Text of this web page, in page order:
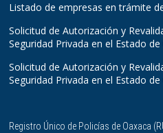
Listado de empresas en trámite
Solicitud de Autorización y
Seguridad Privada en el Estado
Solicitud de Autorización y
Seguridad Privada en el Estado
Registro Único de Policías de Oaxaca